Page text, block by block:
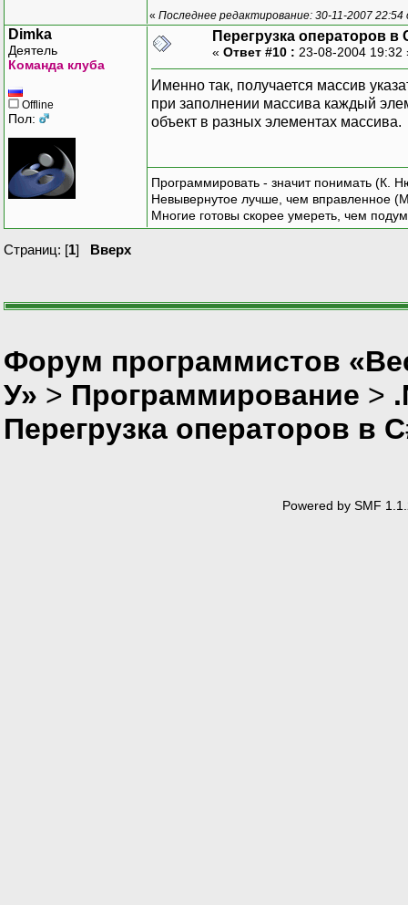
« Последнее редактирование: 30-11-2007 22:54
Dimka
Деятель
Команда клуба
Offline
Пол:
Перегрузка операторов в
« Ответ #10 : 23-08-2004
Именно так, получается массив
при заполнении массива каждый
объект в разных элементах массива.
Программировать - значит понимать (К.
Невывернутое лучше, чем вправленное
Многие готовы скорее умереть, чем
Страниц: [1] Вверх
Форум программистов
У» > Программирование >
Перегрузка операторов в
Powered by SMF